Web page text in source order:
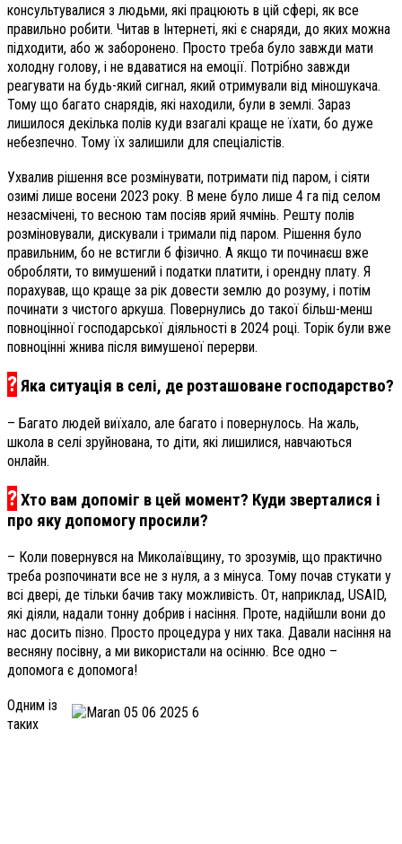
консультувалися з людьми, які працюють в цій сфері, як все
правильно робити. Читав в Інтернеті, які є снаряди, до яких можна
підходити, або ж заборонено. Просто треба було завжди мати
холодну голову, і не вдаватися на емоції. Потрібно завжди
реагувати на будь-який сигнал, який отримували від міношукача.
Тому що багато снарядів, які находили, були в землі. Зараз
лишилося декілька полів куди взагалі краще не їхати, бо дуже
небезпечно. Тому їх залишили для спеціалістів.
Ухвалив рішення все розмінувати, потримати під паром, і сіяти
озимі лише восени 2023 року. В мене було лише 4 га під селом
незасмічені, то весною там посіяв ярий ячмінь. Решту полів
розміновували, дискували і тримали під паром. Рішення було
правильним, бо не встигли б фізично. А якщо ти починаєш вже
обробляти, то вимушений і податки платити, і орендну плату. Я
порахував, що краще за рік довести землю до розуму, і потім
починати з чистого аркуша. Повернулись до такої більш-менш
повноцінної господарської діяльності в 2024 році. Торік були вже
повноцінні жнива після вимушеної перерви.
?Яка ситуація в селі, де розташоване господарство?
– Багато людей виїхало, але багато і повернулось. На жаль,
школа в селі зруйнована, то діти, які лишилися, навчаються
онлайн.
?Хто вам допоміг в цей момент? Куди зверталися і
про яку допомогу просили?
– Коли повернувся на Миколаївщину, то зрозумів, що практично
треба розпочинати все не з нуля, а з мінуса. Тому почав стукати у
всі двері, де тільки бачив таку можливість. От, наприклад, USAID,
які діяли, надали тонну добрив і насіння. Проте, надійшли вони до
нас досить пізно. Просто процедура у них така. Давали насіння на
весняну посівну, а ми використали на осінню. Все одно –
допомога є допомога!
Одним із
таких